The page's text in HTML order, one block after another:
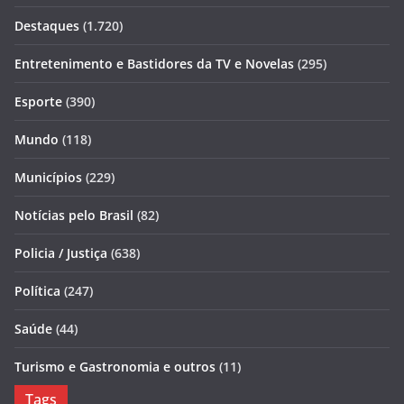
Destaques (1.720)
Entretenimento e Bastidores da TV e Novelas (295)
Esporte (390)
Mundo (118)
Municípios (229)
Notícias pelo Brasil (82)
Policia / Justiça (638)
Política (247)
Saúde (44)
Turismo e Gastronomia e outros (11)
Tags